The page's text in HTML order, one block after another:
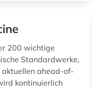
(1)
200 wichtige
Standardwerke,
aktuellen ahead-of-
kontinuierlich